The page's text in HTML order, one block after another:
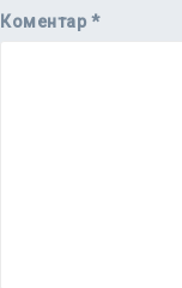
Коментар *